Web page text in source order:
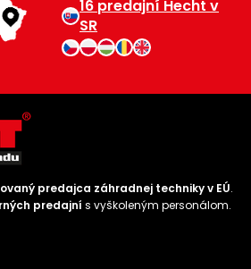
16 predajní Hecht v
SR
predajca záhradnej techniky v EÚ.
predajní s vyškoleným personálom.